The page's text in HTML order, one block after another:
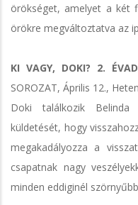
örökséget, amelyet a két
örökre megváltoztatva az
KI VAGY, DOKI? 2. ÉVAD
SOROZAT, Április 12.,
Doki találkozik Belinda
küldetését, hogy
megakadályozza a
csapatnak nagy
minden eddiginél